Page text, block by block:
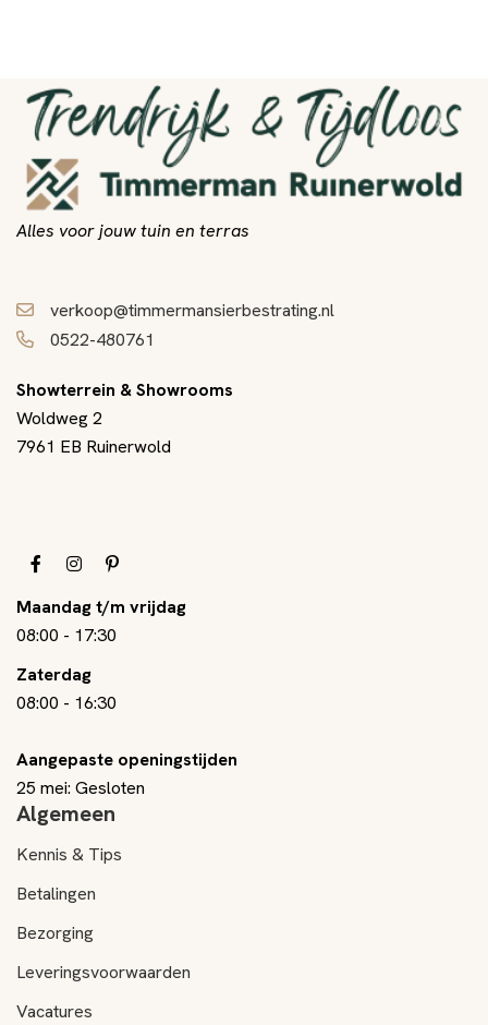
Alles voor jouw tuin en terras
verkoop@timmermansierbestrating.nl
0522-480761
Showterrein & Showrooms
Woldweg 2
7961 EB Ruinerwold
Maandag t/m vrijdag
08:00 - 17:30
Zaterdag
08:00 - 16:30
Aangepaste openingstijden
25 mei: Gesloten
Algemeen
Kennis & Tips
Betalingen
Bezorging
Leveringsvoorwaarden
Vacatures